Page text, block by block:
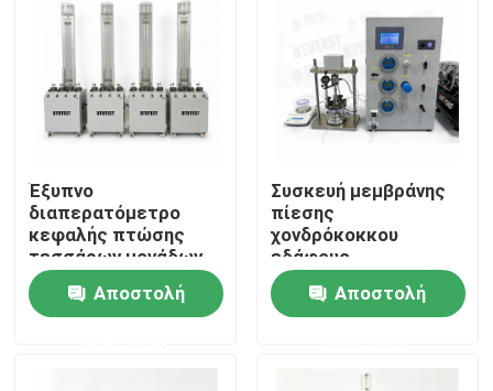
Αρχική Σελίδα
Προϊόντα
Έξυπνο
διαπερατόμετρο
κεφαλής πτώσης
τεσσάρων μονάδων
Αποστολή
Συσκευή μεμβράνης
πίεσης
χονδρόκοκκου
εδάφους
Αποστολή